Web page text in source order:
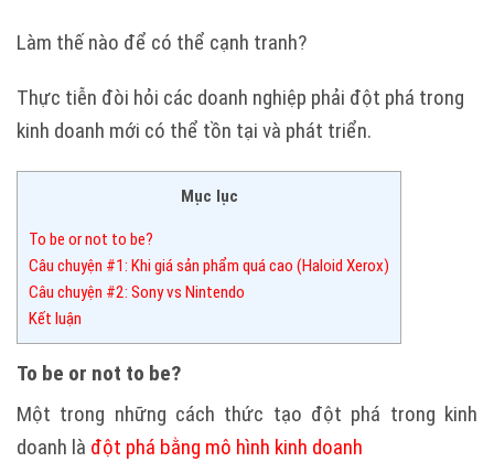
Làm thế nào để có thể cạnh tranh?
Thực tiễn đòi hỏi các doanh nghiệp phải đột phá trong
kinh doanh mới có thể tồn tại và phát triển.
Mục lục
To be or not to be?
Câu chuyện #1: Khi giá sản phẩm quá cao (Haloid Xerox)
Câu chuyện #2: Sony vs Nintendo
Kết luận
To be or not to be?
Một trong những cách thức tạo đột phá trong kinh
doanh là đột phá bằng mô hình kinh doanh